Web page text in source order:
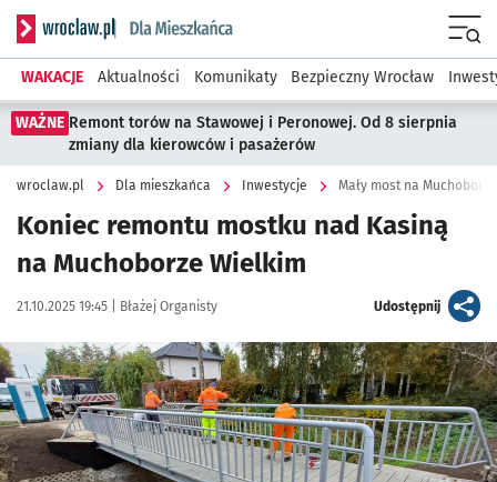
Serwis informacyjny wroclaw.pl podserwis: Dla mieszkańca
WAKACJE Aktualności Komunikaty Bezpieczny Wrocław
WAŻNE Remont torów na Stawowej i Peronowej. Od 8 sierpnia
zmiany dla kierowców i pasażerów
wroclaw.pl Dla mieszkańca Inwestycje Mały most na
Koniec remontu mostku nad Kasiną
na Muchoborze Wielkim
Data publikacji:
21.10.2025 19:45 | Autor:
Błażej Organisty Udostępnijartykuł
Kliknij, aby powiększyć